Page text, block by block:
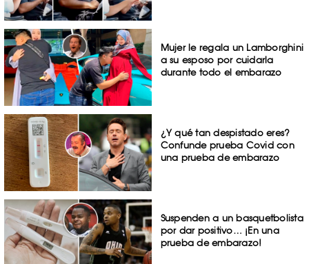
Mujer le regala un Lamborghini
a su esposo por cuidarla
durante todo el embarazo
¿Y qué tan despistado eres?
Confunde prueba Covid con
una prueba de embarazo
Suspenden a un basquetbolista
por dar positivo… ¡En una
prueba de embarazo!